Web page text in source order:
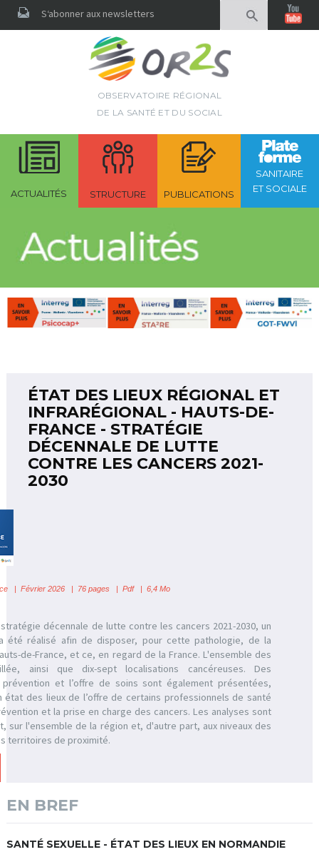
S‘abonner aux newsletters
OBSERVATOIRE RÉGIONAL
DE LA SANTÉ ET DU SOCIAL
ACTUALITÉS STRUCTURE PUBLICATIONS
SANITAIRE
ET SOCIALE
ÉTAT DES LIEUX RÉGIONAL ET
INFRARÉGIONAL - HAUTS-DE-
FRANCE - STRATÉGIE
DÉCENNALE DE LUTTE
CONTRE LES CANCERS 2021-
2030
| Février 2026 | 76 pages | Pdf | 6,4 Mo
décennale de lutte contre les cancers 2021-2030, un
été réalisé afin de disposer, pour cette pathologie, de la
de-France, et ce, en regard de la France. L'ensemble des
ainsi que dix-sept localisations cancéreuses. Des
et l’offre de soins sont également présentées,
état des lieux de l’offre de certains professionnels de santé
et la prise en charge des cancers. Les analyses sont
sur l'ensemble de la région et, d'autre part, aux niveaux des
territoires de proximité.
EN BREF
SANTÉ SEXUELLE - ÉTAT DES LIEUX EN NORMANDIE